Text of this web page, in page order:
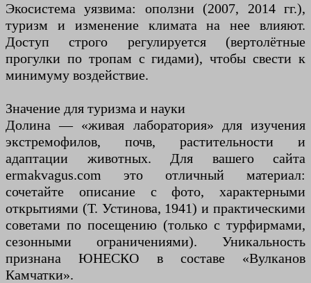
Экосистема уязвима: оползни (2007, 2014 гг.),
туризм и изменение климата на нее влияют.
Доступ строго регулируется (вертолётные
прогулки по тропам с гидами), чтобы свести к
минимуму воздействие.
Значение для туризма и науки
Долина — «живая лаборатория» для изучения
экстремофилов, почв, растительности и
адаптации животных. Для вашего сайта
ermakvagus.com это отличный материал:
сочетайте описание с фото, характерными
открытиями (Т. Устинова, 1941) и практическими
советами по посещению (только с турфирмами,
сезонными ограничениями). Уникальность
признана ЮНЕСКО в составе «Вулканов
Камчатки».